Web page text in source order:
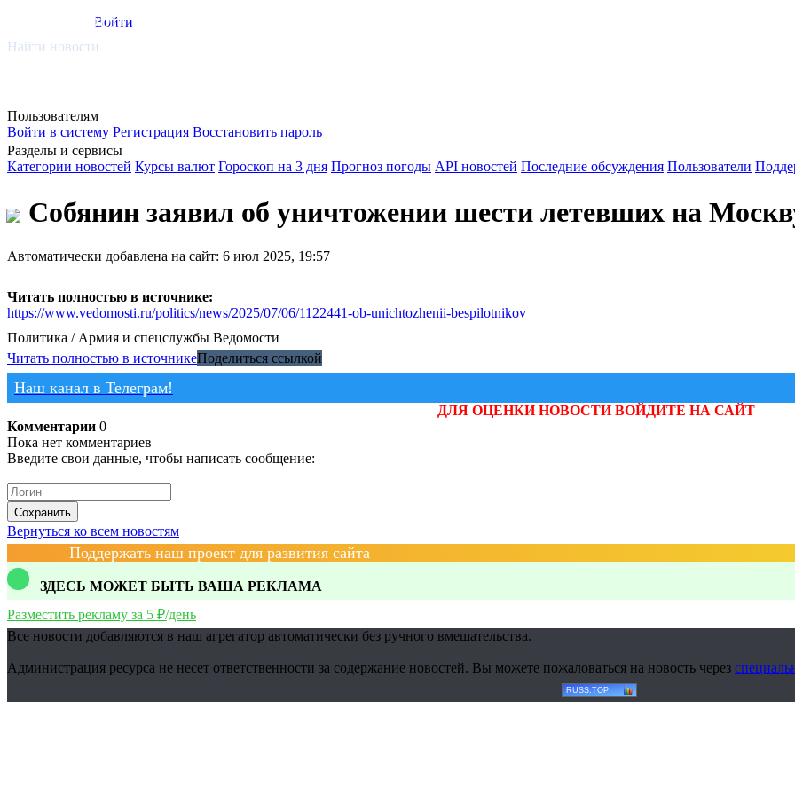
smi.mobi
Войти
Найти новости
Пользователям
Войти в систему Регистрация Восстановить пароль
Разделы и сервисы
Категории новостей Курсы валют Гороскоп на 3 дня Прогноз погоды API новостей Последние обсуждения Пользователи
Собянин заявил об уничтожении шести летевших на
Автоматически добавлена на сайт: 6 июл 2025, 19:57
Читать полностью в источнике:
https://www.vedomosti.ru/politics/news/2025/07/06/1122441-ob-unichtozhenii-bespilotnikov
Политика / Армия и спецслужбы Ведомости
Читать полностью в источникеПоделиться ссылкой
Наш канал в Телеграм!
ДЛЯ ОЦЕНКИ НОВОСТИ ВОЙДИТЕ НА САЙТ
Комментарии 0
Пока нет комментариев
Введите свои данные, чтобы написать сообщение:
Сохранить
Вернуться ко всем новостям
Поддержать наш проект для развития сайта
ЗДЕСЬ МОЖЕТ БЫТЬ ВАША РЕКЛАМА
Разместить рекламу за 5 ₽/день
Все новости добавляются в наш агрегатор автоматически без ручного вмешательства.
Администрация ресурса не несет ответственности за содержание новостей. Вы можете пожаловаться на новость через